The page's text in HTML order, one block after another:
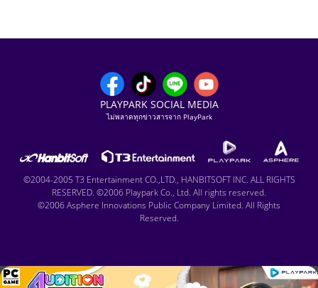
PLAYPARK SOCIAL MEDIA
ไม่พลาดทุกข่าวสารจาก PlayPark
©2004-2005 T3 Entertainment CO.,LTD., HANBITSOFT INC. ALL RIGHTS
RESERVED. ©2006 Playpark Co., Ltd. All rights reserved.
©2006 Asphere Innovations Public Company Limited. All Rights
Reserved.